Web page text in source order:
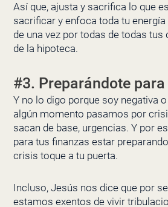
Así que, ajusta y sacrifica lo que
sacrificar y enfoca toda tu
de una vez por todas de todas tus
de la hipoteca.
#3. Preparándote
Y no lo digo porque soy negativa
algún momento pasamos por
sacan de base, urgencias. Y por
para tus finanzas estar
crisis toque a tu puerta.
Incluso, Jesús nos dice que por
estamos exentos de vivir